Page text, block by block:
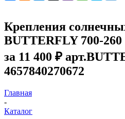
Крепления
BUTTERFLY 700-260
за 11 400 ₽
4657840270672
Главная
-
Каталог